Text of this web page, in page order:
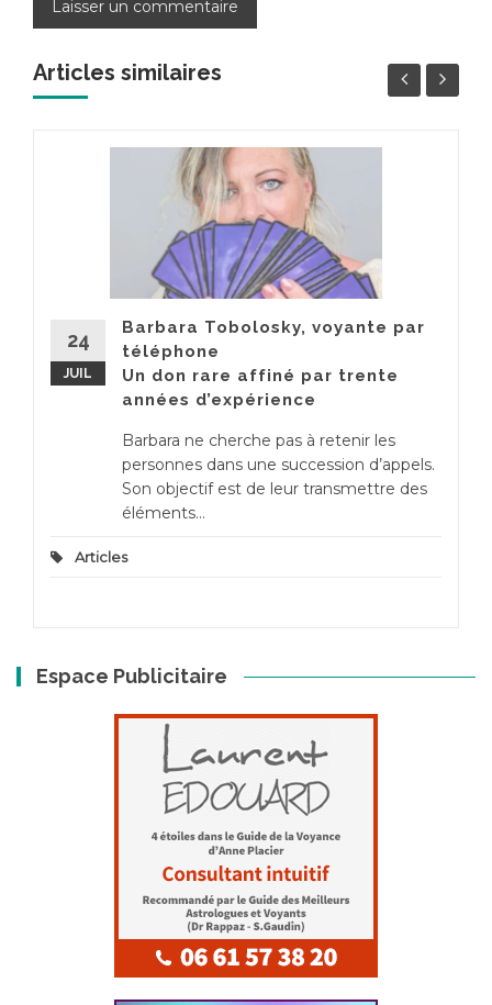
Articles similaires
24
JUIL
Barbara Tobolosky, voyante par
téléphone
Un don rare affiné par trente
années d’expérience
Barbara ne cherche pas à retenir les
personnes dans une succession d’appels.
Son objectif est de leur transmettre des
éléments...
Articles
Espace Publicitaire